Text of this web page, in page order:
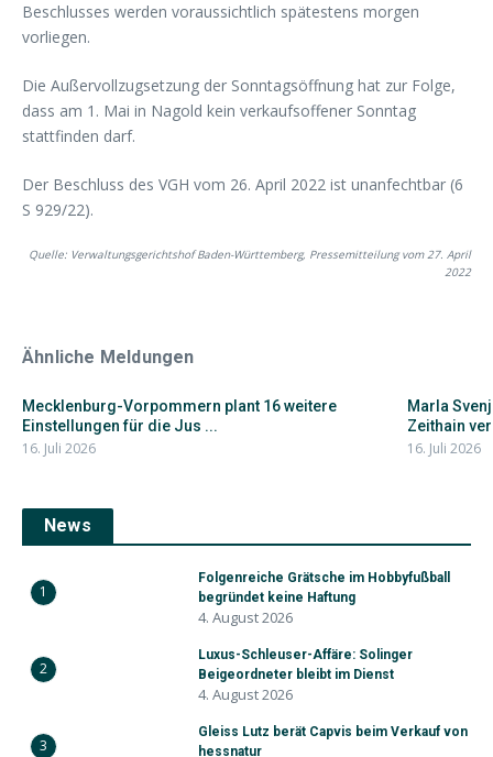
Beschlusses werden voraussichtlich spätestens morgen
vorliegen.
Die Außervollzugsetzung der Sonntagsöffnung hat zur Folge,
dass am 1. Mai in Nagold kein verkaufsoffener Sonntag
stattfinden darf.
Der Beschluss des VGH vom 26. April 2022 ist unanfechtbar (6
S 929/22).
Quelle: Verwaltungsgerichtshof Baden-Württemberg, Pressemitteilung vom 27. April
2022
Ähnliche Meldungen
Mecklenburg-Vorpommern plant 16 weitere
Einstellungen für die Jus ...
16. Juli 2026
Marla
Zeithain
16. Juli 2026
News
1
Folgenreiche Grätsche im Hobbyfußball
begründet keine Haftung
4. August 2026
2
Luxus-Schleuser-Affäre: Solinger
Beigeordneter bleibt im Dienst
4. August 2026
3
Gleiss Lutz berät Capvis beim Verkauf von
hessnatur